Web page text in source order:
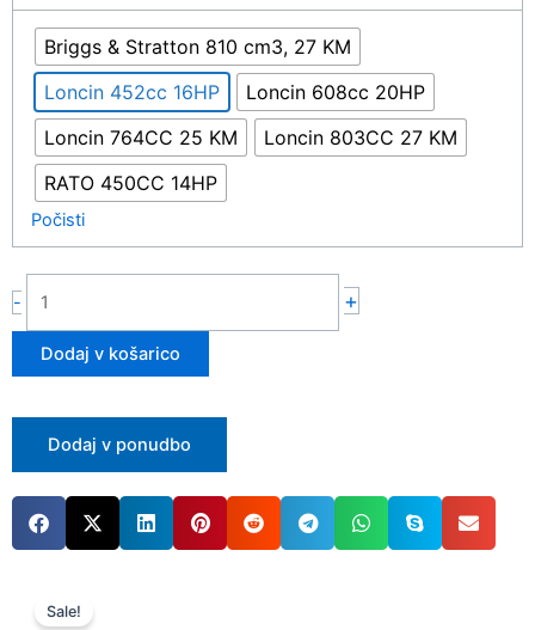
Briggs & Stratton 810 cm3, 27 KM
Loncin 452cc 16HP
Loncin 608cc 20HP
Loncin 764CC 25 KM
Loncin 803CC 27 KM
RATO 450CC 14HP
Počisti
-
slope
800mm
količina
+
Dodaj v košarico
Dodaj v ponudbo
Sale!